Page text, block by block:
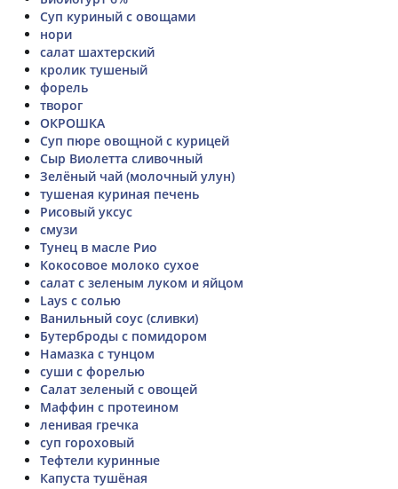
Суп куриный с овощами
нори
салат шахтерский
кролик тушеный
форель
творог
ОКРОШКА
Суп пюре овощной с курицей
Сыр Виолетта сливочный
Зелёный чай (молочный улун)
тушеная куриная печень
Рисовый уксус
смузи
Тунец в масле Рио
Кокосовое молоко сухое
салат с зеленым луком и яйцом
Lays с солью
Ванильный соус (сливки)
Бутерброды с помидором
Намазка с тунцом
суши с форелью
Салат зеленый с овощей
Маффин с протеином
ленивая гречка
суп гороховый
Тефтели куринные
Капуста тушёная